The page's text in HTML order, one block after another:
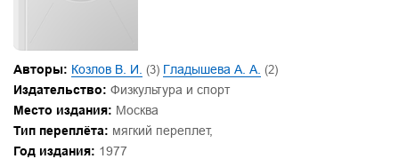
Авторы: Козлов В. И. (3) Гладышева А. А. (2)
Издательство: Физкультура и спорт
Место издания: Москва
Тип переплёта: мягкий переплет,
Год издания: 1977